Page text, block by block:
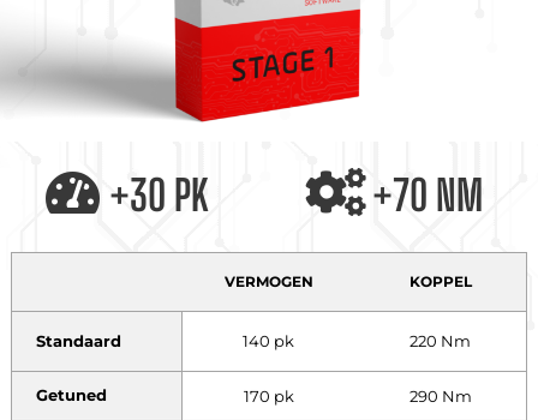
+30 PK +70 NM
VERMOGEN KOPPEL
Standaard 140 pk 220 Nm
Getuned 170 pk 290 Nm